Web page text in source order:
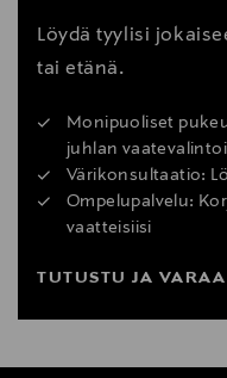
Löydä tyylisi
tai etänä.
Monipuoliset
juhlan
Värikonsultaatio:
Ompelupalvelu:
vaatteisiisi
TUTUSTU JA